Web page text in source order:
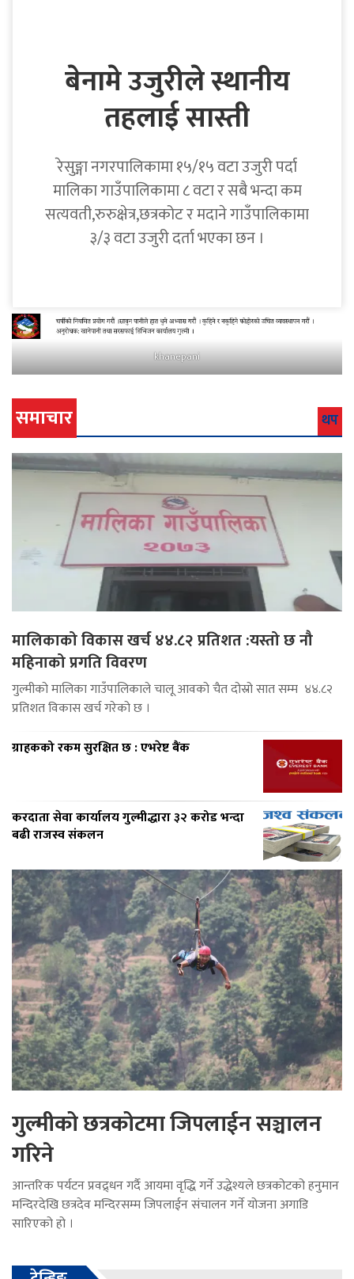
बेनामे उजुरीले स्थानीय
तहलाई सास्ती
रेसुङ्गा नगरपालिकामा १५/१५ वटा उजुरी पर्दा
मालिका गाउँपालिकामा ८ वटा र सबै भन्दा कम
सत्यवती,रुरुक्षेत्र,छत्रकोट र मदाने गाउँपालिकामा
३/३ वटा उजुरी दर्ता भएका छन ।
khanepani
समाचार थप
मालिकाको विकास खर्च ४४.८२ प्रतिशत :यस्तो छ नौ
महिनाको प्रगति विवरण
गुल्मीको मालिका गाउँपालिकाले चालू आवको चैत दोस्रो सात सम्म ४४.८२
प्रतिशत विकास खर्च गरेको छ ।
ग्राहकको रकम सुरक्षित छ : एभरेष्ट बैंक
करदाता सेवा कार्यालय गुल्मीद्धारा ३२ करोड भन्दा
बढी राजस्व संकलन
गुल्मीको छत्रकोटमा जिपलाईन सञ्चालन
गरिने
आन्तरिक पर्यटन प्रवद्र्धन गर्दै आयमा वृद्धि गर्ने उद्धेश्यले छत्रकोटको हनुमान
मन्दिरदेखि छत्रदेव मन्दिरसम्म जिपलाईन संचालन गर्ने योजना अगाडि
सारिएको हो ।